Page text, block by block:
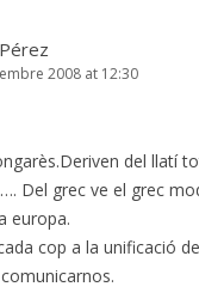
2008 at 12:30
del llatí
Del grec ve el grec
europa.
cop a la unificació